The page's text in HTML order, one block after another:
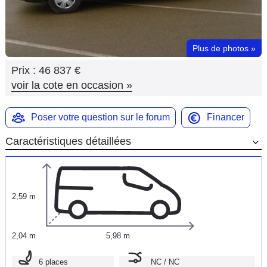
Forum
Moto
Marques
Plus de photos »
Prix : 46 837 €
voir la cote en occasion »
Poser votre question sur le forum Financer
Caractéristiques détaillées
2,59 m
2,04 m 5,98 m
6 places NC / NC